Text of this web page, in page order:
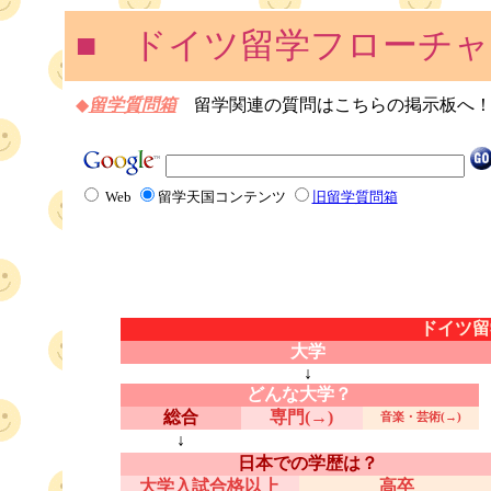
■ ドイツ留学フローチ
◆留学質問箱留学関連の質問はこちらの掲示板へ！
Web 留学天国コンテンツ 旧留学質問箱
ドイツ
大学
↓
どんな大学？
総合
専門(→) 音楽・芸術(→)
↓
日本での学歴は？
大学入試合格以上
高卒